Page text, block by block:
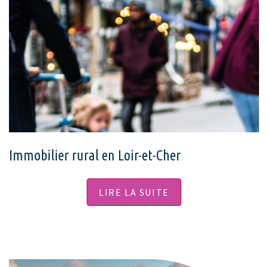
Immobilier rural en Loir-et-Cher
LIRE LA SUITE